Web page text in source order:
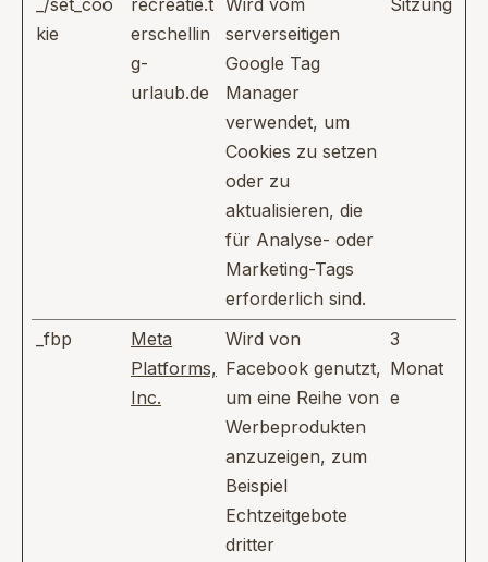
_/set_coo
kie
recreatie.t
erschellin
g-
urlaub.de
Wird vom
serverseitigen
Google Tag
Manager
verwendet, um
Cookies zu setzen
oder zu
aktualisieren, die
für Analyse- oder
Marketing-Tags
erforderlich sind.
Sitzung
_fbp
Meta
Platforms,
Inc.
Wird von
Facebook genutzt,
um eine Reihe von
Werbeprodukten
anzuzeigen, zum
Beispiel
Echtzeitgebote
dritter
3
Monat
e